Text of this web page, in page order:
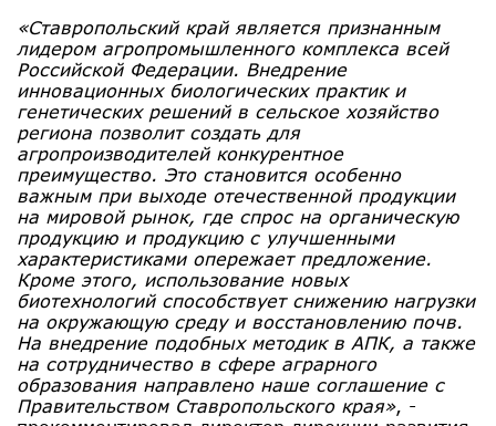
«Ставропольский край является признанным
лидером агропромышленного комплекса всей
Российской Федерации. Внедрение
инновационных биологических практик и
генетических решений в сельское хозяйство
региона позволит создать для
агропроизводителей конкурентное
преимущество. Это становится особенно
важным при выходе отечественной продукции
на мировой рынок, где спрос на органическую
продукцию и продукцию с улучшенными
характеристиками опережает предложение.
Кроме этого, использование новых
биотехнологий способствует снижению нагрузки
на окружающую среду и восстановлению почв.
На внедрение подобных методик в АПК, а также
на сотрудничество в сфере аграрного
образования направлено наше соглашение с
Правительством Ставропольского края», -